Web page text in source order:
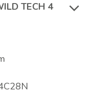
TECH 4